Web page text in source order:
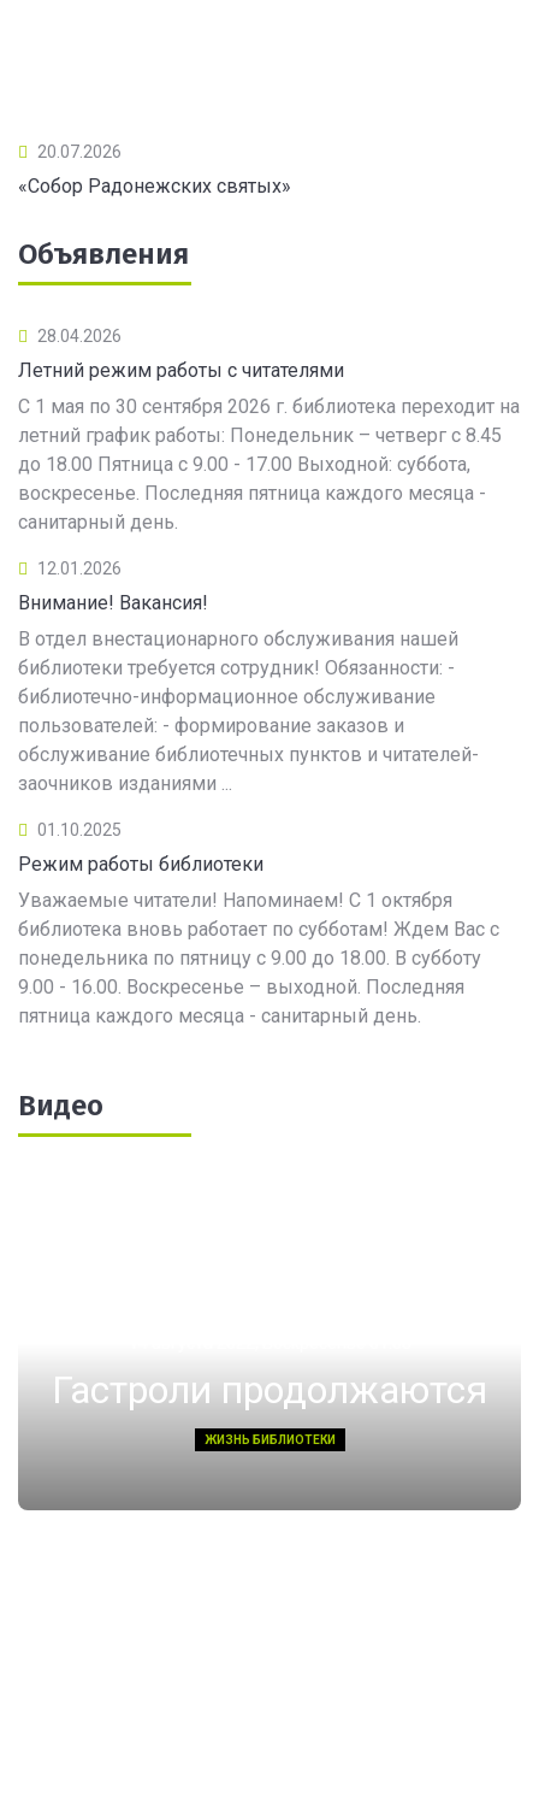
20.07.2026
«Собор Радонежских святых»
Объявления
28.04.2026
Летний режим работы с читателями
С 1 мая по 30 сентября 2026 г. библиотека переходит на
летний график работы: Понедельник – четверг с 8.45
до 18.00 Пятница с 9.00 - 17.00 Выходной: суббота,
воскресенье. Последняя пятница каждого месяца -
санитарный день.
12.01.2026
Внимание! Вакансия!
В отдел внестационарного обслуживания нашей
библиотеки требуется сотрудник! Обязанности: -
библиотечно-информационное обслуживание
пользователей: - формирование заказов и
обслуживание библиотечных пунктов и читателей-
заочников изданиями ...
01.10.2025
Режим работы библиотеки
Уважаемые читатели! Напоминаем! С 1 октября
библиотека вновь работает по субботам! Ждем Вас с
понедельника по пятницу с 9.00 до 18.00. В субботу
9.00 - 16.00. Воскресенье – выходной. Последняя
пятница каждого месяца - санитарный день.
Видео
Гастроли продолжаются
ЖИЗНЬ БИБЛИОТЕКИ